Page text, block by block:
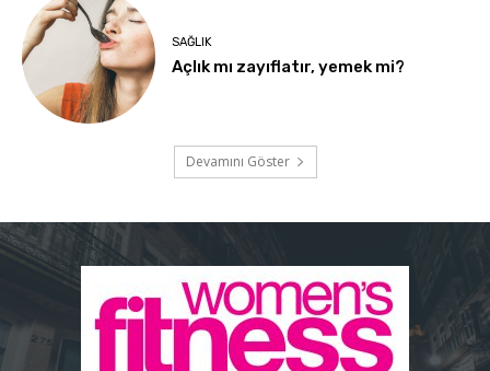
SAĞLIK
Açlık mı zayıflatır, yemek mi?
Devamını Göster